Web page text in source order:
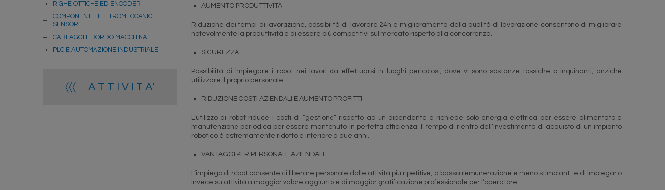
RIGHE OTTICHE ED ENCODER
COMPONENTI ELETTROMECCANICI E
SENSORI
CABLAGGI E BORDO MACCHINA
PLC E AUTOMAZIONE INDUSTRIALE
〈〈〈 A T T I V I T A’
AUMENTO PRODUTTIVITÀ
Riduzione dei tempi di lavorazione, possibilità di lavorare 24h e miglioramento della qualità di lavorazione consentono di migliorare
notevolmente la produttività e di essere più competitivi sul mercato rispetto alla concorrenza.
SICUREZZA
Possibilità di impiegare i robot nei lavori da effettuarsi in luoghi pericolosi, dove vi sono sostanze tossiche o inquinanti, anziché
utilizzare il proprio personale.
RIDUZIONE COSTI AZIENDALI E AUMENTO PROFITTI
L’utilizzo di robot riduce i costi di “gestione” rispetto ad un dipendente e richiede solo energia elettrica per essere alimentato e
manutenzione periodica per essere mantenuto in perfetta efficienza. Il tempo di rientro dell’investimento di acquisto di un impianto
robotico è estremamente ridotto e inferiore a due anni.
VANTAGGI PER PERSONALE AZIENDALE
L’impiego di robot consente di liberare personale dalle attività più ripetitive, a bassa remunerazione e meno stimolanti e di impiegarlo
invece su attività a maggior valore aggiunto e di maggior gratificazione professionale per l’operatore.